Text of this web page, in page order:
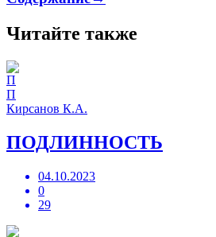
Читайте также
П
Кирсанов К.А.
ПОДЛИННОСТЬ
04.10.2023
0
29